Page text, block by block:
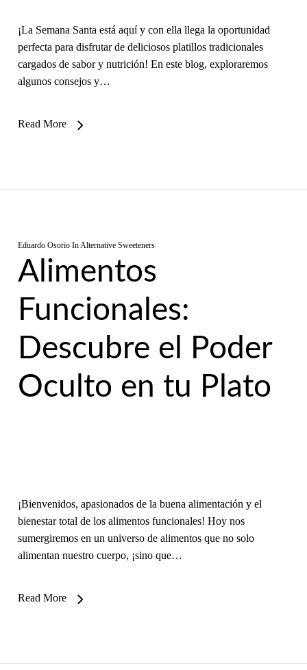
¡La Semana Santa está aquí y con ella llega la oportunidad
perfecta para disfrutar de deliciosos platillos tradicionales
cargados de sabor y nutrición! En este blog, exploraremos
algunos consejos y…
Read More
Eduardo Osorio InAlternative Sweeteners
Alimentos
Funcionales:
Descubre el Poder
Oculto en tu Plato
¡Bienvenidos, apasionados de la buena alimentación y el
bienestar total de los alimentos funcionales! Hoy nos
sumergiremos en un universo de alimentos que no solo
alimentan nuestro cuerpo, ¡sino que…
Read More